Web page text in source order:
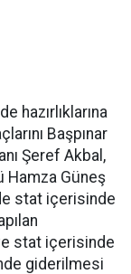
hazırlıklarına
Başpınar
Şeref Akbal,
Hamza Güneş
stat içerisinde
stat içerisinde
giderilmesi